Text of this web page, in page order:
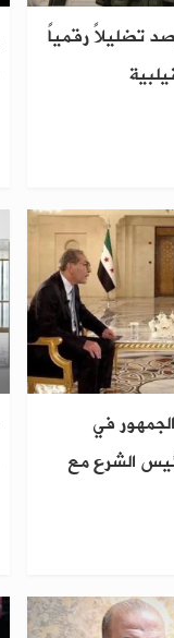
تضليلاً رقمياً
في
الشرع مع